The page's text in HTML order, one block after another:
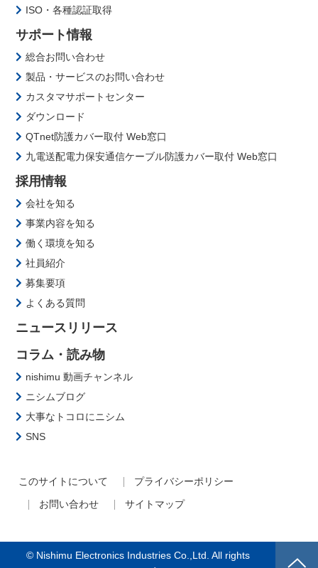
ISO・各種認証取得
サポート情報
総合お問い合わせ
製品・サービスのお問い合わせ
カスタマサポートセンター
ダウンロード
QTnet防護カバー取付 Web窓口
九電送配電力保安通信ケーブル防護カバー取付 Web窓口
採用情報
会社を知る
事業内容を知る
働く環境を知る
社員紹介
募集要項
よくある質問
ニュースリリース
コラム・読み物
nishimu 動画チャンネル
ニシムブログ
大事なトコロにニシム
SNS
このサイトについて
プライバシーポリシー
お問い合わせ
サイトマップ
© Nishimu Electronics Industries Co.,Ltd. All rights